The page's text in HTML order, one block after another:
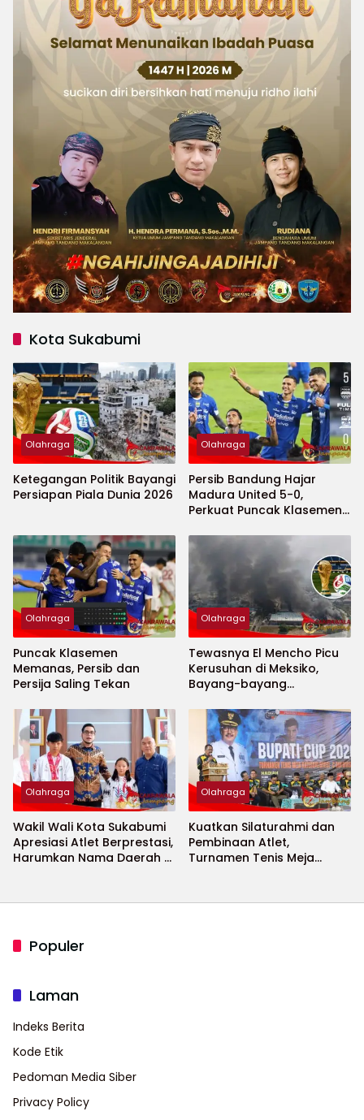
Kota Sukabumi
Olahraga
Ketegangan Politik Bayangi
Persiapan Piala Dunia 2026
Olahraga
Persib Bandung Hajar
Madura United 5-0,
Perkuat Puncak Klasemen
Olahraga
Puncak Klasemen
Memanas, Persib dan
Persija Saling Tekan
Olahraga
Tewasnya El Mencho Picu
Kerusuhan di Meksiko,
Bayang-bayang
2026 Menguat
Olahraga
Wakil Wali Kota Sukabumi
Apresiasi Atlet Berprestasi,
Harumkan Nama Daerah di
Olahraga
Kuatkan Silaturahmi dan
Pembinaan Atlet,
Turnamen Tenis Meja
Populer
Laman
Indeks Berita
Kode Etik
Pedoman Media Siber
Privacy Policy